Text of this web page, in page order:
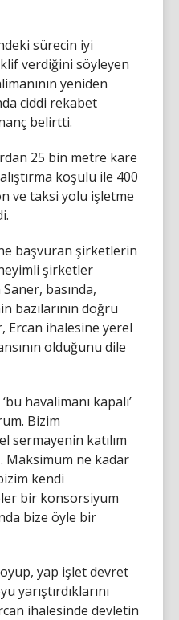
sürecin iyi
verdiğini söyleyen
yeniden
ciddi rekabet
belirtti.
25 bin metre kare
koşulu ile 400
ve taksi yolu işletme
başvuran şirketlerin
şirketler
basında,
bazılarının doğru
Ercan ihalesine yerel
olduğunu dile
havalimanı kapalı’
Bizim
sermayenin katılım
Maksimum ne kadar
kendi
bir konsorsiyum
bize öyle bir
yap işlet devret
yarıştırdıklarını
ihalesinde devletin